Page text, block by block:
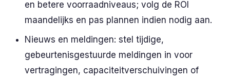
en betere voorraadniveaus; volg de ROI
maandelijks en pas plannen indien nodig aan.
Nieuws en meldingen: stel tijdige,
gebeurtenisgestuurde meldingen in voor
vertragingen, capaciteitverschuivingen of